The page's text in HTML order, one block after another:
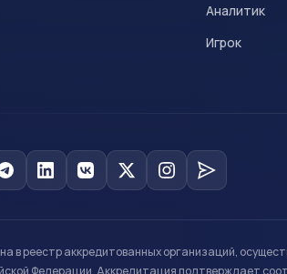
Аналитик
Игрок
в реестр аккредитованных организаций,
Федерации. Аккредитация подтверждает